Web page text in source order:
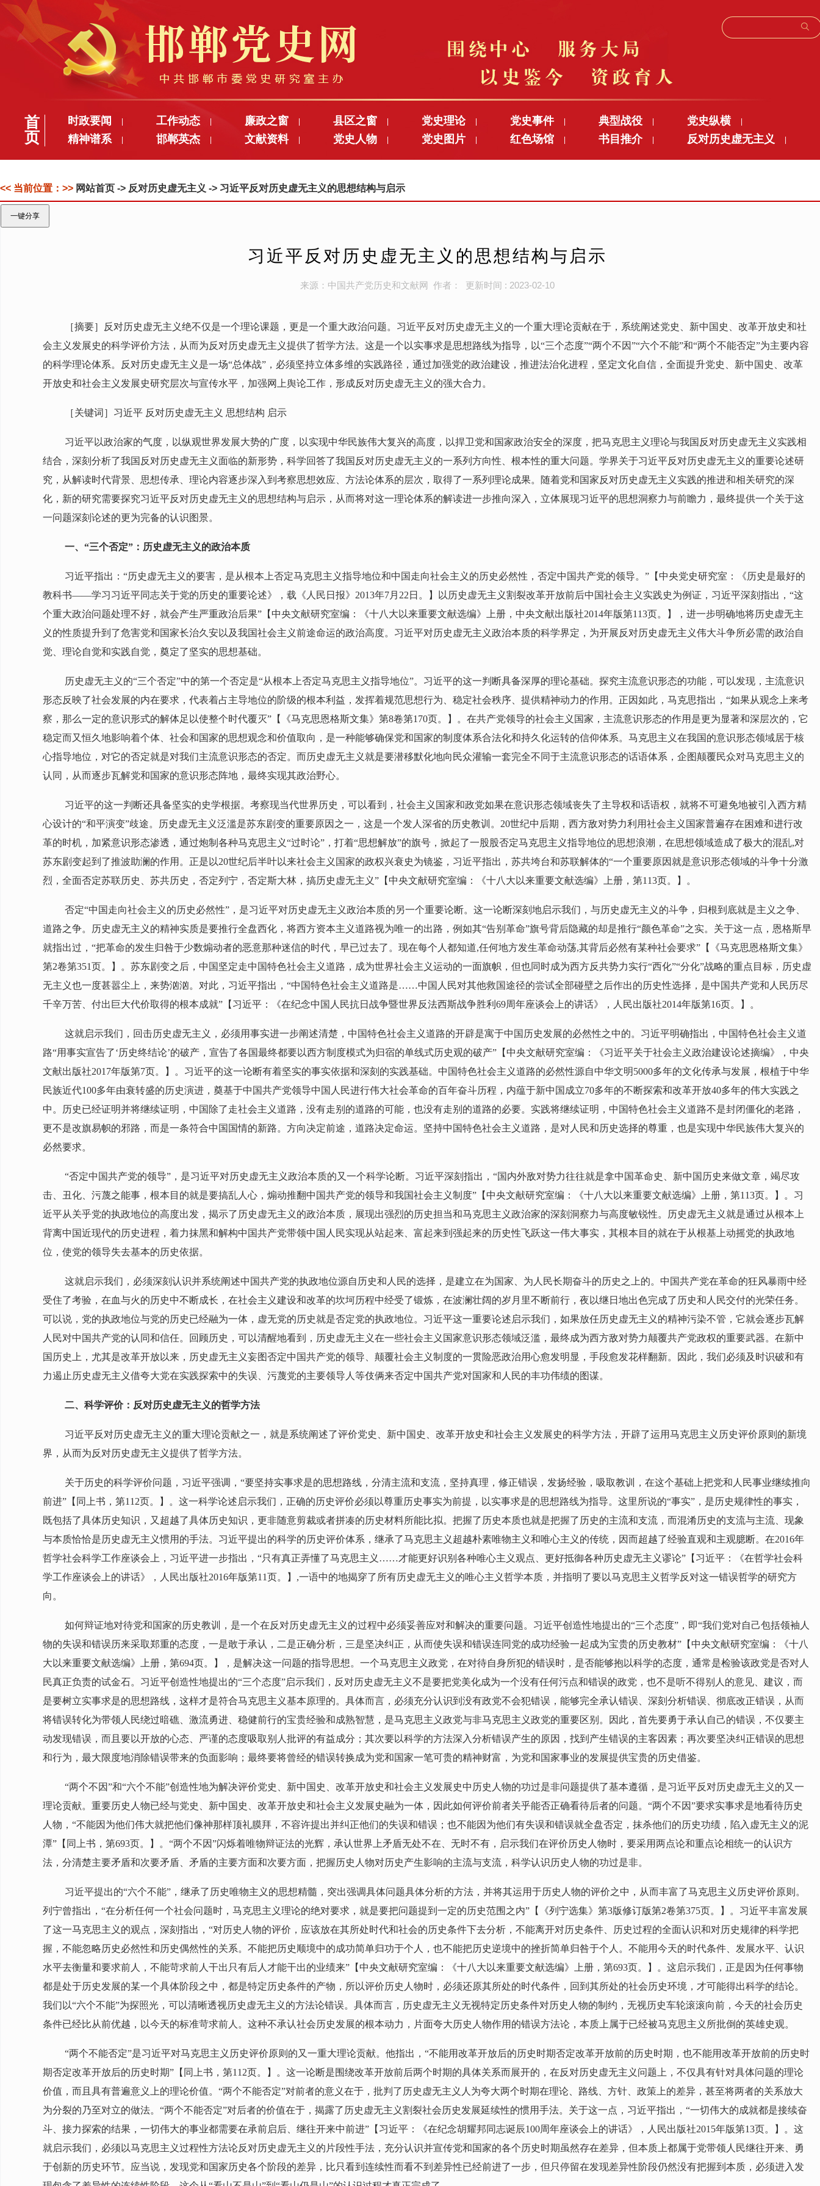
首
页
时政要闻 工作动态 廉政之窗 县区之窗 党史理论 党史事件 典型战役 党史纵横
精神谱系 邯郸英杰 文献资料 党史人物 党史图片 红色场馆 书目推介 反对历史虚无主义
<< 当前位置：>> 网站首页 -> 反对历史虚无主义 -> 习近平反对历史虚无主义的思想结构与启示
一键分享
习近平反对历史虚无主义的思想结构与启示
来源：中国共产党历史和文献网 作者： 更新时间 : 2023-02-10
［摘要］反对历史虚无主义绝不仅是一个理论课题，更是一个重大政治问题。习近平反对历史虚无主义的一个重大理论贡献在于，系统阐述党史、新中国史、改革开放史和社
会主义发展史的科学评价方法，从而为反对历史虚无主义提供了哲学方法。这是一个以实事求是思想路线为指导，以“三个态度”“两个不因”“六个不能”和“两个不能否定”为主要内容
的科学理论体系。反对历史虚无主义是一场“总体战”，必须坚持立体多维的实践路径，通过加强党的政治建设，推进法治化进程，坚定文化自信，全面提升党史、新中国史、改革
开放史和社会主义发展史研究层次与宣传水平，加强网上舆论工作，形成反对历史虚无主义的强大合力。
［关键词］习近平 反对历史虚无主义 思想结构 启示
习近平以政治家的气度，以纵观世界发展大势的广度，以实现中华民族伟大复兴的高度，以捍卫党和国家政治安全的深度，把马克思主义理论与我国反对历史虚无主义实践相
结合，深刻分析了我国反对历史虚无主义面临的新形势，科学回答了我国反对历史虚无主义的一系列方向性、根本性的重大问题。学界关于习近平反对历史虚无主义的重要论述研
究，从解读时代背景、思想传承、理论内容逐步深入到考察思想效应、方法论体系的层次，取得了一系列理论成果。随着党和国家反对历史虚无主义实践的推进和相关研究的深
化，新的研究需要探究习近平反对历史虚无主义的思想结构与启示，从而将对这一理论体系的解读进一步推向深入，立体展现习近平的思想洞察力与前瞻力，最终提供一个关于这
一问题深刻论述的更为完备的认识图景。
一、“三个否定”：历史虚无主义的政治本质
习近平指出：“历史虚无主义的要害，是从根本上否定马克思主义指导地位和中国走向社会主义的历史必然性，否定中国共产党的领导。”【中央党史研究室：《历史是最好的
教科书——学习习近平同志关于党的历史的重要论述》，载《人民日报》2013年7月22日。】以历史虚无主义割裂改革开放前后中国社会主义实践史为例证，习近平深刻指出，“这
个重大政治问题处理不好，就会产生严重政治后果”【中央文献研究室编：《十八大以来重要文献选编》上册，中央文献出版社2014年版第113页。】，进一步明确地将历史虚无主
义的性质提升到了危害党和国家长治久安以及我国社会主义前途命运的政治高度。习近平对历史虚无主义政治本质的科学界定，为开展反对历史虚无主义伟大斗争所必需的政治自
觉、理论自觉和实践自觉，奠定了坚实的思想基础。
历史虚无主义的“三个否定”中的第一个否定是“从根本上否定马克思主义指导地位”。习近平的这一判断具备深厚的理论基础。探究主流意识形态的功能，可以发现，主流意识
形态反映了社会发展的内在要求，代表着占主导地位的阶级的根本利益，发挥着规范思想行为、稳定社会秩序、提供精神动力的作用。正因如此，马克思指出，“如果从观念上来考
察，那么一定的意识形式的解体足以使整个时代覆灭”【《马克思恩格斯文集》第8卷第170页。】。在共产党领导的社会主义国家，主流意识形态的作用是更为显著和深层次的，它
稳定而又恒久地影响着个体、社会和国家的思想观念和价值取向，是一种能够确保党和国家的制度体系合法化和持久化运转的信仰体系。马克思主义在我国的意识形态领域居于核
心指导地位，对它的否定就是对我们主流意识形态的否定。而历史虚无主义就是要潜移默化地向民众灌输一套完全不同于主流意识形态的话语体系，企图颠覆民众对马克思主义的
认同，从而逐步瓦解党和国家的意识形态阵地，最终实现其政治野心。
习近平的这一判断还具备坚实的史学根据。考察现当代世界历史，可以看到，社会主义国家和政党如果在意识形态领域丧失了主导权和话语权，就将不可避免地被引入西方精
心设计的“和平演变”歧途。历史虚无主义泛滥是苏东剧变的重要原因之一，这是一个发人深省的历史教训。20世纪中后期，西方敌对势力利用社会主义国家普遍存在困难和进行改
革的时机，加紧意识形态渗透，通过炮制各种马克思主义“过时论”，打着“思想解放”的旗号，掀起了一股股否定马克思主义指导地位的思想浪潮，在思想领域造成了极大的混乱,对
苏东剧变起到了推波助澜的作用。正是以20世纪后半叶以来社会主义国家的政权兴衰史为镜鉴，习近平指出，苏共垮台和苏联解体的“一个重要原因就是意识形态领域的斗争十分激
烈，全面否定苏联历史、苏共历史，否定列宁，否定斯大林，搞历史虚无主义”【中央文献研究室编：《十八大以来重要文献选编》上册，第113页。】。
否定“中国走向社会主义的历史必然性”，是习近平对历史虚无主义政治本质的另一个重要论断。这一论断深刻地启示我们，与历史虚无主义的斗争，归根到底就是主义之争、
道路之争。历史虚无主义的精神实质是要推行全盘西化，将西方资本主义道路视为唯一的出路，例如其“告别革命”旗号背后隐藏的却是推行“颜色革命”之实。关于这一点，恩格斯早
就指出过，“把革命的发生归咎于少数煽动者的恶意那种迷信的时代，早已过去了。现在每个人都知道,任何地方发生革命动荡,其背后必然有某种社会要求”【《马克思恩格斯文集》
第2卷第351页。】。苏东剧变之后，中国坚定走中国特色社会主义道路，成为世界社会主义运动的一面旗帜，但也同时成为西方反共势力实行“西化”“分化”战略的重点目标，历史虚
无主义也一度甚嚣尘上，来势汹汹。对此，习近平指出，“中国特色社会主义道路是……中国人民对其他救国途径的尝试全部碰壁之后作出的历史性选择，是中国共产党和人民历尽
千辛万苦、付出巨大代价取得的根本成就”【习近平：《在纪念中国人民抗日战争暨世界反法西斯战争胜利69周年座谈会上的讲话》，人民出版社2014年版第16页。】。
这就启示我们，回击历史虚无主义，必须用事实进一步阐述清楚，中国特色社会主义道路的开辟是寓于中国历史发展的必然性之中的。习近平明确指出，中国特色社会主义道
路“用事实宣告了‘历史终结论’的破产，宣告了各国最终都要以西方制度模式为归宿的单线式历史观的破产”【中央文献研究室编：《习近平关于社会主义政治建设论述摘编》，中央
文献出版社2017年版第7页。】。习近平的这一论断有着坚实的事实依据和深刻的实践基础。中国特色社会主义道路的必然性源自中华文明5000多年的文化传承与发展，根植于中华
民族近代100多年由衰转盛的历史演进，奠基于中国共产党领导中国人民进行伟大社会革命的百年奋斗历程，内蕴于新中国成立70多年的不断探索和改革开放40多年的伟大实践之
中。历史已经证明并将继续证明，中国除了走社会主义道路，没有走别的道路的可能，也没有走别的道路的必要。实践将继续证明，中国特色社会主义道路不是封闭僵化的老路，
更不是改旗易帜的邪路，而是一条符合中国国情的新路。方向决定前途，道路决定命运。坚持中国特色社会主义道路，是对人民和历史选择的尊重，也是实现中华民族伟大复兴的
必然要求。
“否定中国共产党的领导”，是习近平对历史虚无主义政治本质的又一个科学论断。习近平深刻指出，“国内外敌对势力往往就是拿中国革命史、新中国历史来做文章，竭尽攻
击、丑化、污蔑之能事，根本目的就是要搞乱人心，煽动推翻中国共产党的领导和我国社会主义制度”【中央文献研究室编：《十八大以来重要文献选编》上册，第113页。】。习
近平从关乎党的执政地位的高度出发，揭示了历史虚无主义的政治本质，展现出强烈的历史担当和马克思主义政治家的深刻洞察力与高度敏锐性。历史虚无主义就是通过从根本上
背离中国近现代的历史进程，着力抹黑和解构中国共产党带领中国人民实现从站起来、富起来到强起来的历史性飞跃这一伟大事实，其根本目的就在于从根基上动摇党的执政地
位，使党的领导失去基本的历史依据。
这就启示我们，必须深刻认识并系统阐述中国共产党的执政地位源自历史和人民的选择，是建立在为国家、为人民长期奋斗的历史之上的。中国共产党在革命的狂风暴雨中经
受住了考验，在血与火的历史中不断成长，在社会主义建设和改革的坎坷历程中经受了锻炼，在波澜壮阔的岁月里不断前行，夜以继日地出色完成了历史和人民交付的光荣任务。
可以说，党的执政地位与党的历史已经融为一体，虚无党的历史就是否定党的执政地位。习近平这一重要论述启示我们，如果放任历史虚无主义的精神污染不管，它就会逐步瓦解
人民对中国共产党的认同和信任。回顾历史，可以清醒地看到，历史虚无主义在一些社会主义国家意识形态领域泛滥，最终成为西方敌对势力颠覆共产党政权的重要武器。在新中
国历史上，尤其是改革开放以来，历史虚无主义妄图否定中国共产党的领导、颠覆社会主义制度的一贯险恶政治用心愈发明显，手段愈发花样翻新。因此，我们必须及时识破和有
力遏止历史虚无主义借夸大党在实践探索中的失误、污蔑党的主要领导人等伎俩来否定中国共产党对国家和人民的丰功伟绩的图谋。
二、科学评价：反对历史虚无主义的哲学方法
习近平反对历史虚无主义的重大理论贡献之一，就是系统阐述了评价党史、新中国史、改革开放史和社会主义发展史的科学方法，开辟了运用马克思主义历史评价原则的新境
界，从而为反对历史虚无主义提供了哲学方法。
关于历史的科学评价问题，习近平强调，“要坚持实事求是的思想路线，分清主流和支流，坚持真理，修正错误，发扬经验，吸取教训，在这个基础上把党和人民事业继续推向
前进”【同上书，第112页。】。这一科学论述启示我们，正确的历史评价必须以尊重历史事实为前提，以实事求是的思想路线为指导。这里所说的“事实”，是历史规律性的事实，
既包括了具体历史知识，又超越了具体历史知识，更非随意剪裁或者拼凑的历史材料所能比拟。把握了历史本质也就是把握了历史的主流和支流，而混淆历史的支流与主流、现象
与本质恰恰是历史虚无主义惯用的手法。习近平提出的科学的历史评价体系，继承了马克思主义超越朴素唯物主义和唯心主义的传统，因而超越了经验直观和主观臆断。在2016年
哲学社会科学工作座谈会上，习近平进一步指出，“只有真正弄懂了马克思主义……才能更好识别各种唯心主义观点、更好抵御各种历史虚无主义谬论”【习近平：《在哲学社会科
学工作座谈会上的讲话》，人民出版社2016年版第11页。】,一语中的地揭穿了所有历史虚无主义的唯心主义哲学本质，并指明了要以马克思主义哲学反对这一错误哲学的研究方
向。
如何辩证地对待党和国家的历史教训，是一个在反对历史虚无主义的过程中必须妥善应对和解决的重要问题。习近平创造性地提出的“三个态度”，即“我们党对自己包括领袖人
物的失误和错误历来采取郑重的态度，一是敢于承认，二是正确分析，三是坚决纠正，从而使失误和错误连同党的成功经验一起成为宝贵的历史教材”【中央文献研究室编：《十八
大以来重要文献选编》上册，第694页。】，是解决这一问题的指导思想。一个马克思主义政党，在对待自身所犯的错误时，是否能够抱以科学的态度，通常是检验该政党是否对人
民真正负责的试金石。习近平创造性地提出的“三个态度”启示我们，反对历史虚无主义不是要把党美化成为一个没有任何污点和错误的政党，也不是听不得别人的意见、建议，而
是要树立实事求是的思想路线，这样才是符合马克思主义基本原理的。具体而言，必须充分认识到没有政党不会犯错误，能够完全承认错误、深刻分析错误、彻底改正错误，从而
将错误转化为带领人民绕过暗礁、激流勇进、稳健前行的宝贵经验和成熟智慧，是马克思主义政党与非马克思主义政党的重要区别。因此，首先要勇于承认自己的错误，不仅要主
动发现错误，而且要以开放的心态、严谨的态度吸取别人批评的有益成分；其次要以科学的方法深入分析错误产生的原因，找到产生错误的主客因素；再次要坚决纠正错误的思想
和行为，最大限度地消除错误带来的负面影响；最终要将曾经的错误转换成为党和国家一笔可贵的精神财富，为党和国家事业的发展提供宝贵的历史借鉴。
“两个不因”和“六个不能”创造性地为解决评价党史、新中国史、改革开放史和社会主义发展史中历史人物的功过是非问题提供了基本遵循，是习近平反对历史虚无主义的又一
理论贡献。重要历史人物已经与党史、新中国史、改革开放史和社会主义发展史融为一体，因此如何评价前者关乎能否正确看待后者的问题。“两个不因”要求实事求是地看待历史
人物，“不能因为他们伟大就把他们像神那样顶礼膜拜，不容许提出并纠正他们的失误和错误；也不能因为他们有失误和错误就全盘否定，抹杀他们的历史功绩，陷入虚无主义的泥
潭”【同上书，第693页。】。“两个不因”闪烁着唯物辩证法的光辉，承认世界上矛盾无处不在、无时不有，启示我们在评价历史人物时，要采用两点论和重点论相统一的认识方
法，分清楚主要矛盾和次要矛盾、矛盾的主要方面和次要方面，把握历史人物对历史产生影响的主流与支流，科学认识历史人物的功过是非。
习近平提出的“六个不能”，继承了历史唯物主义的思想精髓，突出强调具体问题具体分析的方法，并将其运用于历史人物的评价之中，从而丰富了马克思主义历史评价原则。
列宁曾指出，“在分析任何一个社会问题时，马克思主义理论的绝对要求，就是要把问题提到一定的历史范围之内”【《列宁选集》第3版修订版第2卷第375页。】。习近平丰富发展
了这一马克思主义的观点，深刻指出，“对历史人物的评价，应该放在其所处时代和社会的历史条件下去分析，不能离开对历史条件、历史过程的全面认识和对历史规律的科学把
握，不能忽略历史必然性和历史偶然性的关系。不能把历史顺境中的成功简单归功于个人，也不能把历史逆境中的挫折简单归咎于个人。不能用今天的时代条件、发展水平、认识
水平去衡量和要求前人，不能苛求前人干出只有后人才能干出的业绩来”【中央文献研究室编：《十八大以来重要文献选编》上册，第693页。】。这启示我们，正是因为任何事物
都是处于历史发展的某一个具体阶段之中，都是特定历史条件的产物，所以评价历史人物时，必须还原其所处的时代条件，回到其所处的社会历史环境，才可能得出科学的结论。
我们以“六个不能”为探照光，可以清晰透视历史虚无主义的方法论错误。具体而言，历史虚无主义无视特定历史条件对历史人物的制约，无视历史车轮滚滚向前，今天的社会历史
条件已经比从前优越，以今天的标准苛求前人。这种不承认社会历史发展的根本动力，片面夸大历史人物作用的错误方法论，本质上属于已经被马克思主义所批倒的英雄史观。
“两个不能否定”是习近平对马克思主义历史评价原则的又一重大理论贡献。他指出，“不能用改革开放后的历史时期否定改革开放前的历史时期，也不能用改革开放前的历史时
期否定改革开放后的历史时期”【同上书，第112页。】。这一论断是围绕改革开放前后两个时期的具体关系而展开的，在反对历史虚无主义问题上，不仅具有针对具体问题的理论
价值，而且具有普遍意义上的理论价值。“两个不能否定”对前者的意义在于，批判了历史虚无主义人为夸大两个时期在理论、路线、方针、政策上的差异，甚至将两者的关系放大
为分裂的乃至对立的做法。“两个不能否定”对后者的价值在于，揭露了历史虚无主义割裂社会历史发展延续性的惯用手法。关于这一点，习近平指出，“一切伟大的成就都是接续奋
斗、接力探索的结果，一切伟大的事业都需要在承前启后、继往开来中前进”【习近平：《在纪念胡耀邦同志诞辰100周年座谈会上的讲话》，人民出版社2015年版第13页。】。这
就启示我们，必须以马克思主义过程性方法论反对历史虚无主义的片段性手法，充分认识并宣传党和国家的各个历史时期虽然存在差异，但本质上都属于党带领人民继往开来、勇
于创新的历史环节。应当说，发现党和国家历史各个阶段的差异，比只看到连续性而看不到差异性已经前进了一步，但只停留在发现差异性阶段仍然没有把握到本质，必须进入发